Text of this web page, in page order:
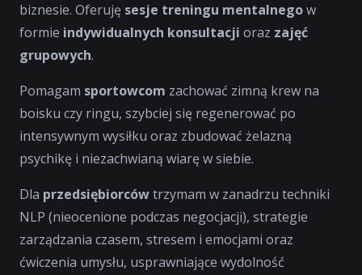
biznesie. Oferuję sesje treningu mentalnegow
formie indywidualnych konsultacji oraz zajęć
grupowych.
Pomagam sportowcom zachować zimną krew na
boisku czy ringu, szybciej się regenerować po
intensywnym wysiłku oraz zbudować żelazną
psychikę i niezachwianą wiarę w siebie.
Dla przedsiębiorcówtrzymam w zanadrzu techniki
NLP (nieocenione podczas negocjacji), strategie
zarządzania czasem, stresem i emocjami oraz
ćwiczenia umysłu, usprawniające wydolność